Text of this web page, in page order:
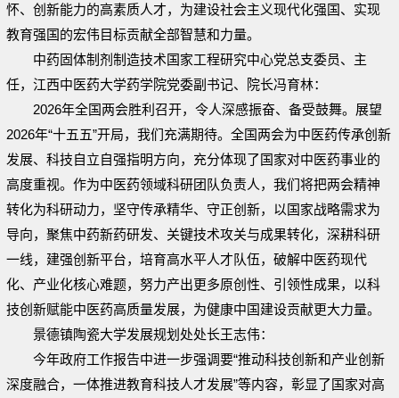
怀、创新能力的高素质人才，为建设社会主义现代化强国、实现
教育强国的宏伟目标贡献全部智慧和力量。
中药固体制剂制造技术国家工程研究中心党总支委员、主
任，江西中医药大学药学院党委副书记、院长冯育林：
2026年全国两会胜利召开，令人深感振奋、备受鼓舞。展望
2026年“十五五”开局，我们充满期待。全国两会为中医药传承创新
发展、科技自立自强指明方向，充分体现了国家对中医药事业的
高度重视。作为中医药领域科研团队负责人，我们将把两会精神
转化为科研动力，坚守传承精华、守正创新，以国家战略需求为
导向，聚焦中药新药研发、关键技术攻关与成果转化，深耕科研
一线，建强创新平台，培育高水平人才队伍，破解中医药现代
化、产业化核心难题，努力产出更多原创性、引领性成果，以科
技创新赋能中医药高质量发展，为健康中国建设贡献更大力量。
景德镇陶瓷大学发展规划处处长王志伟：
今年政府工作报告中进一步强调要“推动科技创新和产业创新
深度融合，一体推进教育科技人才发展”等内容，彰显了国家对高